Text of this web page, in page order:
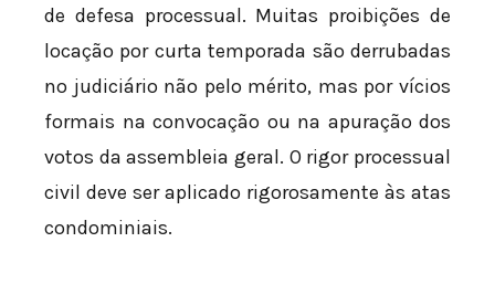
de defesa processual. Muitas proibições de
locação por curta temporada são derrubadas
no judiciário não pelo mérito, mas por vícios
formais na convocação ou na apuração dos
votos da assembleia geral. O rigor processual
civil deve ser aplicado rigorosamente às atas
condominiais.